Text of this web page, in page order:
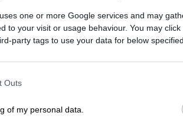
one or more Google services and may
to your visit or usage behaviour. You may
party tags to use your data for below
Outs
of my personal data.
(06/04) έξω από
με τις αρχές